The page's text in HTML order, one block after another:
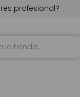
profesional?